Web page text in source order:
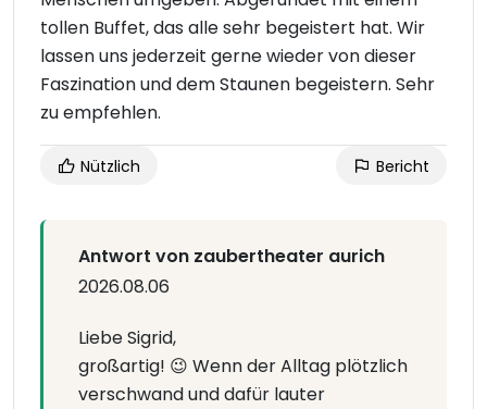
tollen Buffet, das alle sehr begeistert hat. Wir
lassen uns jederzeit gerne wieder von dieser
Faszination und dem Staunen begeistern. Sehr
zu empfehlen.
Nützlich Bericht
Antwort von zaubertheater aurich
2026.08.06
Liebe Sigrid,
großartig! 😉 Wenn der Alltag plötzlich
verschwand und dafür lauter